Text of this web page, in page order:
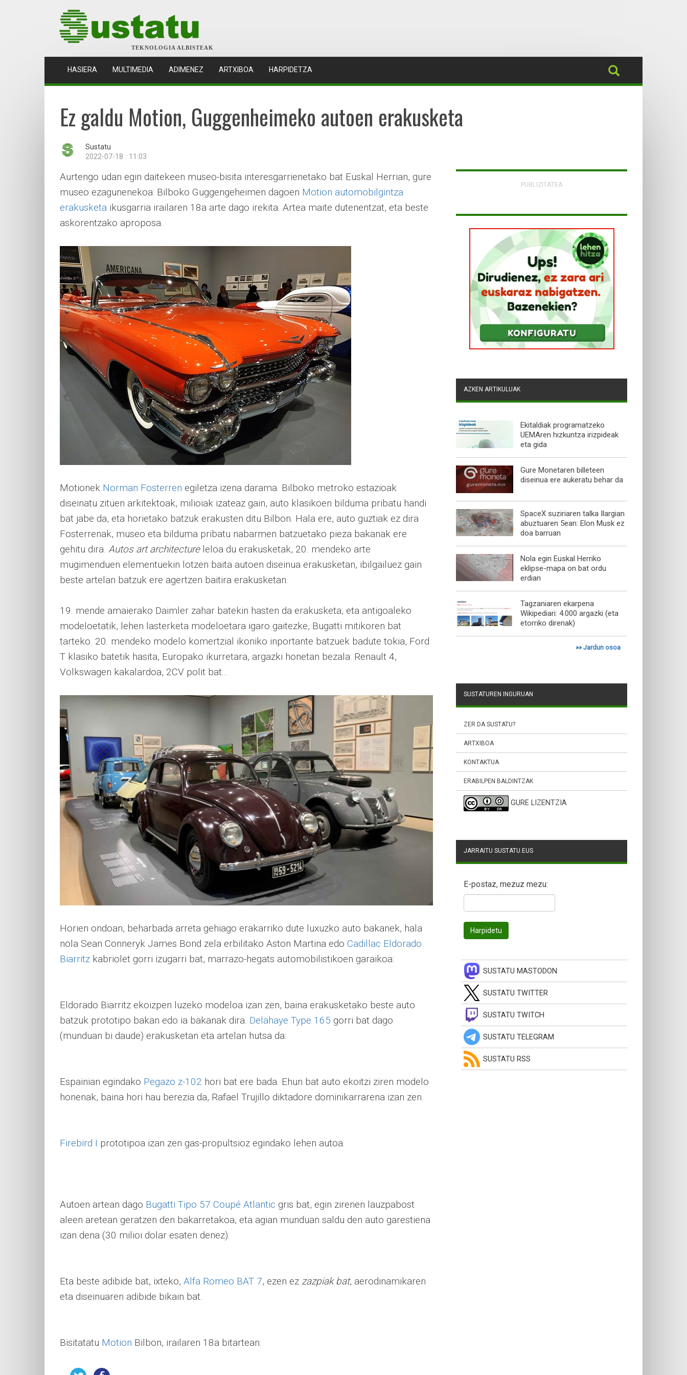
TEKNOLOGIA ALBISTEAK
HASIERA (CURRENT)
MULTIMEDIA ADIMENEZ ARTXIBOA HARPIDETZA
Ez galdu Motion, Guggenheimeko autoen erakusketa
Sustatu
2022-07-18 : 11:03
Aurtengo udan egin daitekeen museo-bisita interesgarrienetako bat Euskal Herrian, gure
museo ezagunenekoa: Bilboko Guggengeheimen dagoen Motion automobilgintza
erakusketa ikusgarria irailaren 18a arte dago irekita. Artea maite dutenentzat, eta beste
askorentzako aproposa.
Motionek Norman Fosterren egiletza izena darama. Bilboko metroko estazioak
diseinatu zituen arkitektoak, milioiak izateaz gain, auto klasikoen bilduma pribatu handi
bat jabe da, eta horietako batzuk erakusten ditu Bilbon. Hala ere, auto guztiak ez dira
Fosterrenak, museo eta bilduma pribatu nabarmen batzuetako pieza bakanak ere
gehitu dira. Autos art architectureleloa du erakusketak, 20. mendeko arte
mugimenduen elementuekin lotzen baita autoen diseinua erakusketan, ibilgailuez gain
beste artelan batzuk ere agertzen baitira erakusketan.
19. mende amaierako Daimler zahar batekin hasten da erakusketa, eta antigoaleko
modeloetatik, lehen lasterketa modeloetara igaro gaitezke, Bugatti mitikoren bat
tarteko. 20. mendeko modelo komertzial ikoniko inportante batzuek badute tokia, Ford
T klasiko batetik hasita, Europako ikurretara, argazki honetan bezala: Renault 4,
Volkswagen kakalardoa, 2CV polit bat...
Horien ondoan, beharbada arreta gehiago erakarriko dute luxuzko auto bakanek, hala
nola Sean Conneryk James Bond zela erbilitako Aston Martina edo Cadillac Eldorado
Biarritz kabriolet gorri izugarri bat, marrazo-hegats automobilistikoen garaikoa:
Eldorado Biarritz ekoizpen luzeko modeloa izan zen, baina erakusketako beste auto
batzuk prototipo bakan edo ia bakanak dira. Delahaye Type 165 gorri bat dago
(munduan bi daude) erakusketan eta artelan hutsa da:
Espainian egindako Pegazo z-102 hori bat ere bada. Ehun bat auto ekoitzi ziren modelo
honenak, baina hori hau berezia da, Rafael Trujillo diktadore dominikarrarena izan zen.
Firebird I prototipoa izan zen gas-propultsioz egindako lehen autoa.
Autoen artean dago Bugatti Tipo 57 Coupé Atlantic gris bat, egin zirenen lauzpabost
aleen aretean geratzen den bakarretakoa, eta agian munduan saldu den auto garestiena
izan dena (30 milioi dolar esaten denez).
Eta beste adibide bat, ixteko, Alfa Romeo BAT 7, ezen ez zazpiak bat, aerodinamikaren
eta diseinuaren adibide bikain bat.
Bisitatatu Motion Bilbon, irailaren 18a bitartean.
PUBLIZITATEA
AZKEN ARTIKULUAK
Ekitaldiak programatzeko
UEMAren hizkuntza irizpideak
eta gida
Gure Monetaren billeteen
diseinua ere aukeratu behar da
SpaceX suziriaren talka Ilargian
abuztuaren 5ean: Elon Musk ez
doa barruan
Nola egin Euskal Herriko
eklipse-mapa on bat ordu
erdian
Tagzaniaren ekarpena
Wikipediari: 4.000 argazki (eta
etorriko direnak)
»»Jardun osoa
SUSTATUREN INGURUAN
ZER DA SUSTATU?
ARTXIBOA
KONTAKTUA
ERABILPEN BALDINTZAK
GURE LIZENTZIA
JARRAITU SUSTATU.EUS
E-postaz, mezuz mezu:
SUSTATU MASTODON
SUSTATU TWITTER
SUSTATU TWITCH
SUSTATU TELEGRAM
SUSTATU RSS